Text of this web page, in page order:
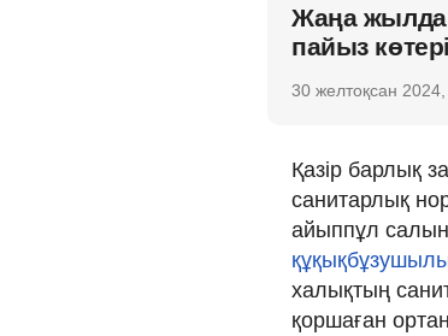
Жаңа жылда
пайыз
30 желтоқсан
Қазір барлық
санитарлық
айыппұл
халықтың
қоршаған